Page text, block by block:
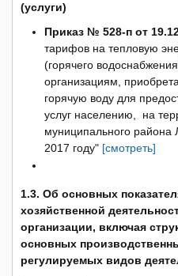
(услуги)
Приказ № 528-п от
тарифов на тепловую
(горячего
организациям,
горячую воду для
услуг населению, на
муниципального района
2017 году" [смотреть]
1.3. Об основных
хозяйственной
организации, включая
основных
регулируемых видов